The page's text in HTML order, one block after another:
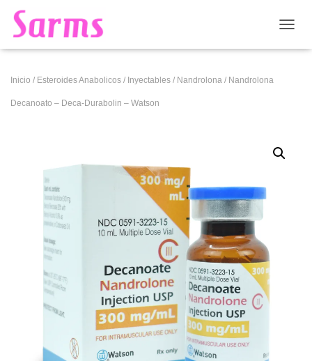
Inicio / Esteroides Anabolicos / Inyectables / Nandrolona / Nandrolona
Decanoato – Deca-Durabolin – Watson